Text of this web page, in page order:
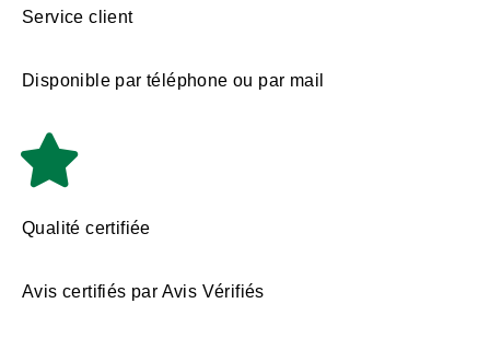
Service client
Disponible par téléphone ou par mail
Qualité certifiée
Avis certifiés par Avis Vérifiés